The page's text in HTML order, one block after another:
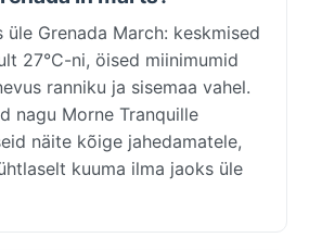
üle Grenada March: keskmised
27°C-ni, öised miinimumid
ranniku ja sisemaa vahel.
nagu Morne Tranquille
näite kõige jahedamatele,
kuuma ilma jaoks üle